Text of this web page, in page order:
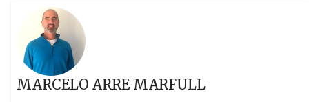
MARCELO ARRE MARFULL